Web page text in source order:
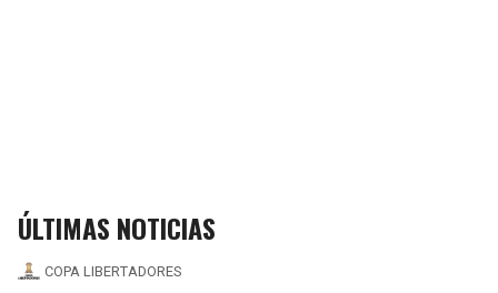
ÚLTIMAS NOTICIAS
COPA LIBERTADORES